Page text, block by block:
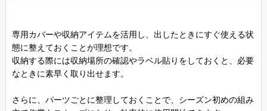
専用カバーや収納アイテムを活用し、出したときにすぐ使える状
態に整えておくことが理想です。
収納する際には収納場所の確認やラベル貼りをしておくと、必要
なときに素早く取り出せます。
さらに、パーツごとに整理しておくことで、シーズン初めの組み